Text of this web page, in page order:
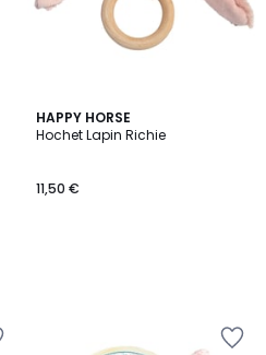
HAPPY HORSE
Hochet Lapin Richie
11,50 €